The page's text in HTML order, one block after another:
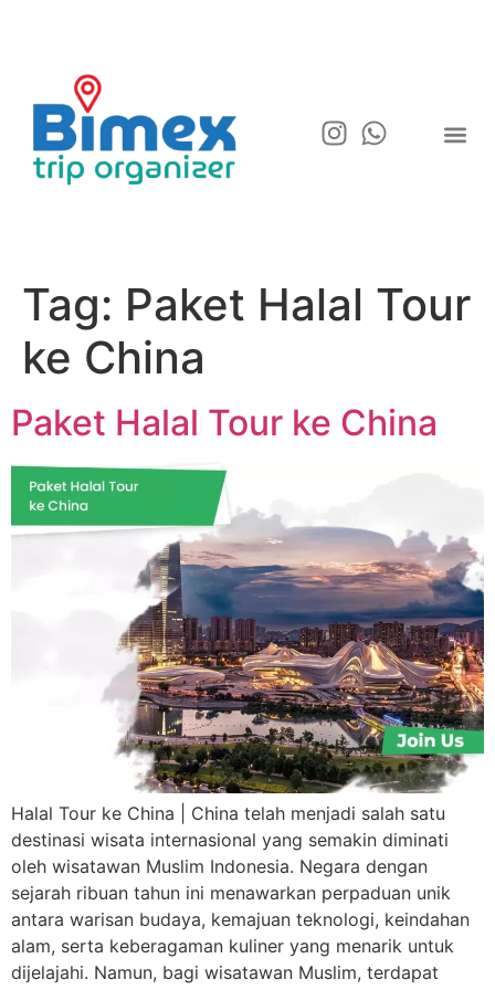
Tag: Paket Halal Tour
ke China
Paket Halal Tour ke China
Halal Tour ke China | China telah menjadi salah satu
destinasi wisata internasional yang semakin diminati
oleh wisatawan Muslim Indonesia. Negara dengan
sejarah ribuan tahun ini menawarkan perpaduan unik
antara warisan budaya, kemajuan teknologi, keindahan
alam, serta keberagaman kuliner yang menarik untuk
dijelajahi. Namun, bagi wisatawan Muslim, terdapat